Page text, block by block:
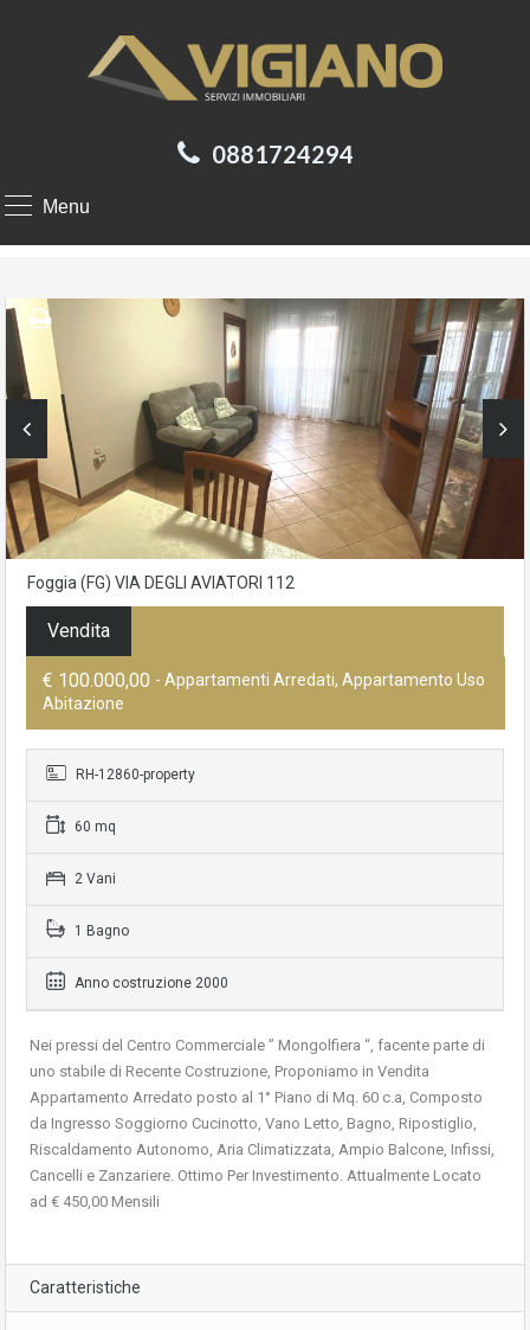
Menu
0881724294
Foggia (FG) VIA DEGLI AVIATORI 112
Vendita
€ 100.000,00 - Appartamenti Arredati, Appartamento Uso
Abitazione
RH-12860-property
60 mq
2 Vani
1 Bagno
Anno costruzione 2000
Nei pressi del Centro Commerciale ” Mongolfiera “, facente parte di
uno stabile di Recente Costruzione, Proponiamo in Vendita
Appartamento Arredato posto al 1° Piano di Mq. 60 c.a, Composto
da Ingresso Soggiorno Cucinotto, Vano Letto, Bagno, Ripostiglio,
Riscaldamento Autonomo, Aria Climatizzata, Ampio Balcone, Infissi,
Cancelli e Zanzariere. Ottimo Per Investimento. Attualmente Locato
ad € 450,00 Mensili
Caratteristiche